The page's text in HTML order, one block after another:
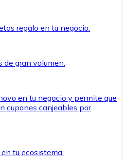
regalo en tu negocio.
de gran volumen.
en tu negocio y permite que
cupones canjeables por
tu ecosistema.